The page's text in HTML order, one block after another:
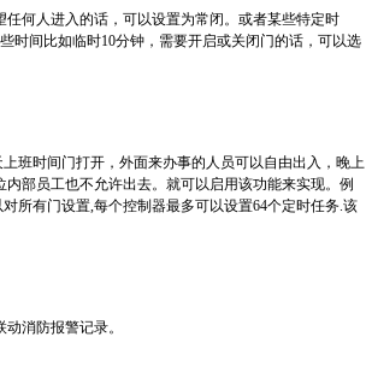
何人进入的话，可以设置为常闭。或者某些特定时
时间比如临时10分钟，需要开启或关闭门的话，可以选
班时间门打开，外面来办事的人员可以自由出入，晚上
部员工也不允许出去。就可以启用该功能来实现。例
所有门设置,每个控制器最多可以设置64个定时任务.该
消防报警记录。